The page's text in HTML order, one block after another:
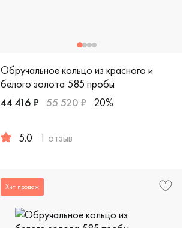
Обручальное кольцо из красного и
белого золота 585 пробы
44 416 ₽ 55 520 ₽ 20%
5.0 1 отзыв
Хит продаж